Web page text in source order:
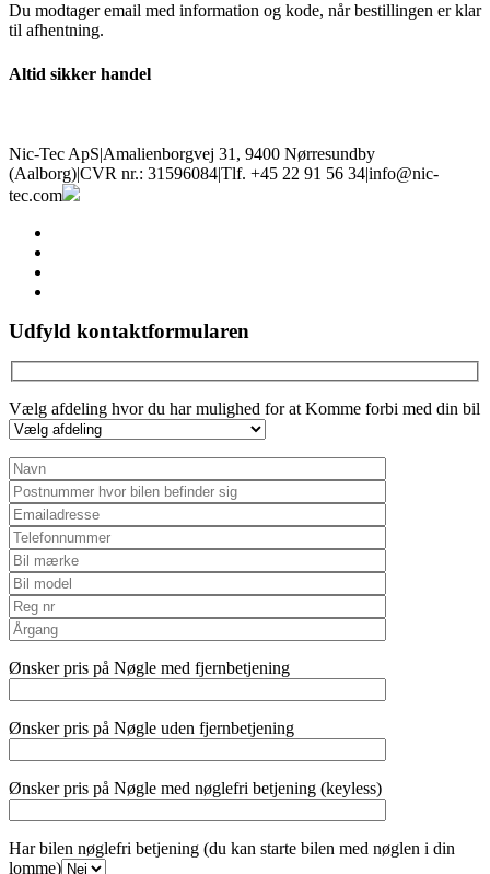
Du modtager email med information og kode, når bestillingen er klar
til afhentning.
Altid sikker handel
Nic-Tec ApS|Amalienborgvej 31, 9400 Nørresundby
(Aalborg)|CVR nr.: 31596084|Tlf. +45 22 91 56 34|info@nic-
tec.com
Udfyld kontaktformularen
Vælg afdeling hvor du har mulighed for at Komme forbi med din bil
Ønsker pris på Nøgle med fjernbetjening
Ønsker pris på Nøgle uden fjernbetjening
Ønsker pris på Nøgle med nøglefri betjening (keyless)
Har bilen nøglefri betjening (du kan starte bilen med nøglen i din
lomme)